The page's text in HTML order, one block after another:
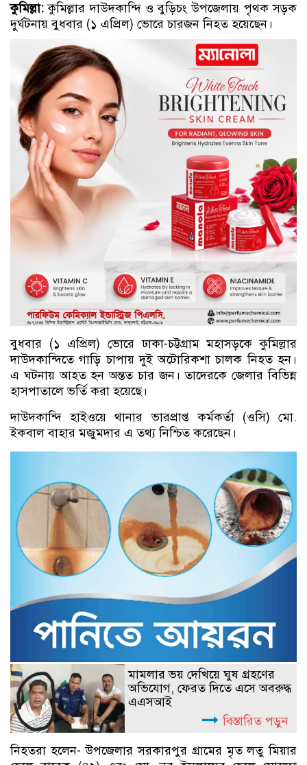
কুমিল্লা:কুমিল্লার দাউদকান্দি ও বুড়িচং উপজেলায় পৃথক সড়ক
দুর্ঘটনায় বুধবার (১ এপ্রিল) ভোরে চারজন নিহত হয়েছেন।
বুধবার (১ এপ্রিল) ভোরে ঢাকা-চট্টগ্রাম মহাসড়কে কুমিল্লার
দাউদকান্দিতে গাড়ি চাপায় দুই অটোরিকশা চালক নিহত হন।
এ ঘটনায় আহত হন অন্তত চার জন। তাদেরকে জেলার বিভিন্ন
হাসপাতালে ভর্তি করা হয়েছে।
দাউদকান্দি হাইওয়ে থানার ভারপ্রাপ্ত কর্মকর্তা (ওসি) মো.
ইকবাল বাহার মজুমদার এ তথ্য নিশ্চিত করেছেন।
মামলার ভয় দেখিয়ে ঘুষ গ্রহণের
অভিযোগ, ফেরত দিতে এসে অবরুদ্ধ
এএসআই
বিস্তারিত পড়ুন
নিহতরা হলেন- উপজেলার সরকারপুর গ্রামের মৃত লতু মিয়ার